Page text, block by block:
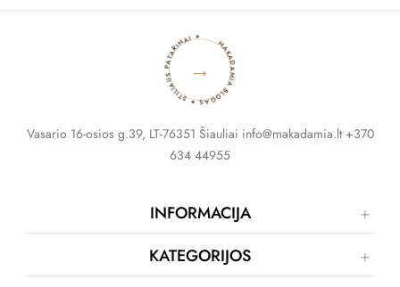
MAKADAMIA BLOGAS ✦ STILIAUS PATARIMAI ✦
→
Vasario 16-osios g.39, LT-76351 Šiauliai info@makadamia.lt +370
634 44955
INFORMACIJA
KATEGORIJOS